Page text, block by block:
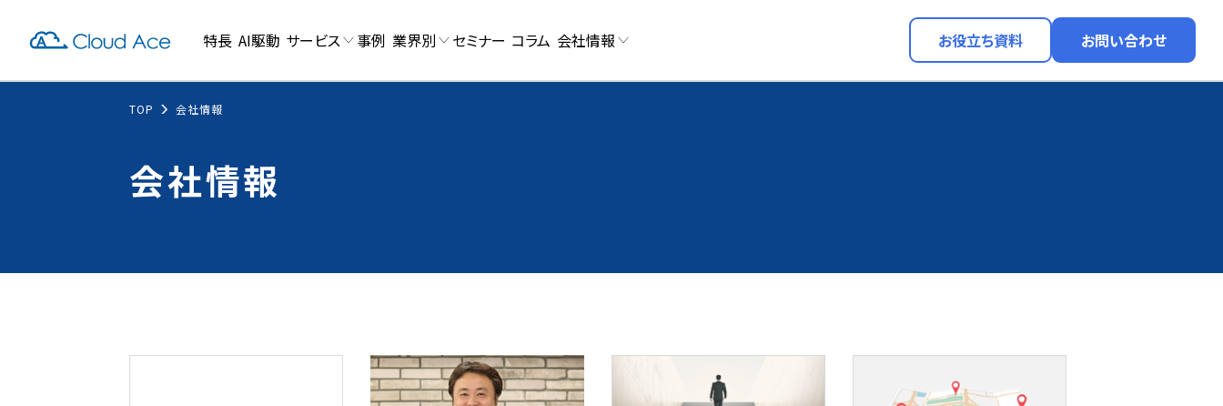
特長 AI駆動 サービス 事例 業界別 セミナー コラム 会社情報 お役立ち資料 お問い合わせ
TOP 会社情報
会社情報